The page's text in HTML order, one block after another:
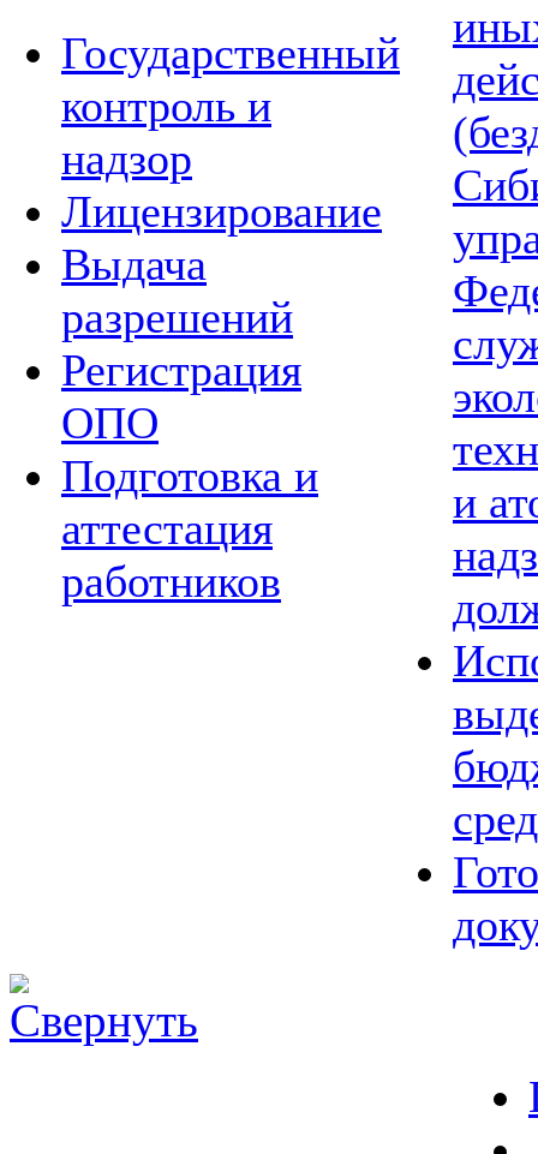
Государственный
контроль и
надзор
Лицензирование
Выдача
разрешений
Регистрация
ОПО
Подготовка и
аттестация
работников
и